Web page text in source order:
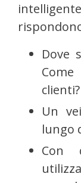
Dove
clienti?
Un
lungo
Con